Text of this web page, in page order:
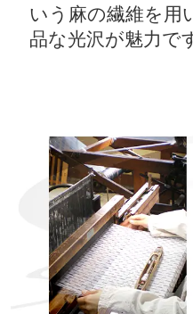
いう麻の繊維を用
品な光沢が魅力で